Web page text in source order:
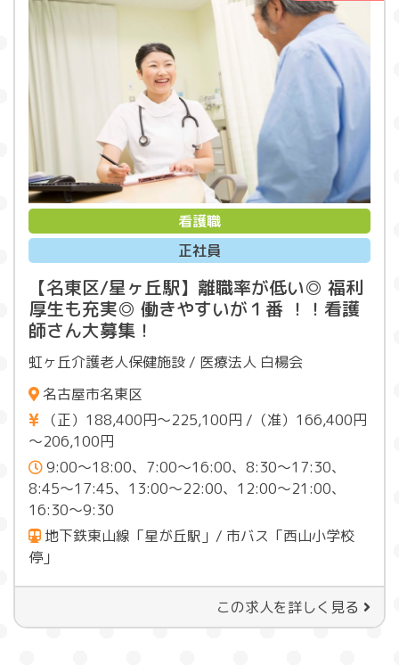
看護職
正社員
【名東区/星ヶ丘駅】離職率が低い◎ 福利
厚生も充実◎ 働きやすいが１番 ！！看護
師さん大募集！
虹ヶ丘介護老人保健施設 / 医療法人 白楊会
名古屋市名東区
（正）188,400円～225,100円 /（准）166,400円
～206,100円
9:00～18:00、7:00～16:00、8:30～17:30、
8:45～17:45、13:00～22:00、12:00～21:00、
16:30～9:30
地下鉄東山線「星が丘駅」/ 市バス「西山小学校
停」
この求人を詳しく見る